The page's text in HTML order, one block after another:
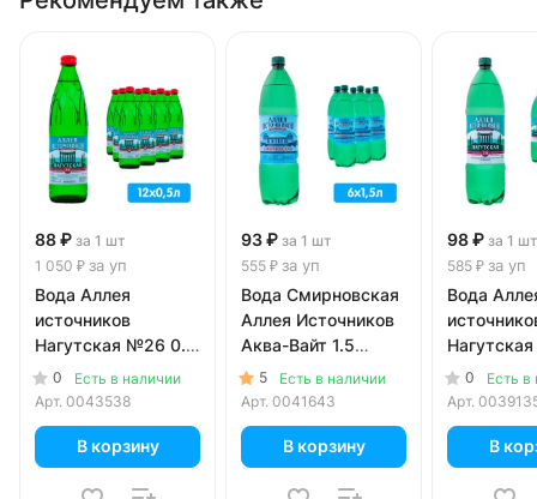
88 ₽ за 1 шт
1 050 ₽ за уп
Вода Аллея
источников
Нагутская №26 0.5
литра, газ, стекло,
12 шт. в уп.
0
Есть в наличии
Арт. 0043538
В корзину
93 ₽ за 1 шт
555 ₽ за уп
Вода Смирновская
Аллея Источников
Аква-Вайт 1.5
литра, газ, пэт, 6
шт. в уп.
5
Есть в наличии
Арт. 0041643
В корзину
98 ₽ за 1 шт
585 ₽ за уп
Вода
литра,
шт. в уп.
0
Есть в
Арт.
В